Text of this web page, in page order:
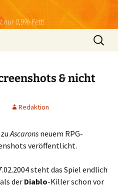
nur 0,9% Fett!
Suchen
nach:
& nicht
Redaktion
Ascarons neuem RPG-
veröffentlicht.
steht das Spiel endlich
der Diablo-Killer schon vor